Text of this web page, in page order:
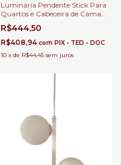
Luminária Pendente Stick Para
Quartos e Cabeceira de Cama e
Lavabo.
R$444,50
R$408,94 com PIX • TED • DOC
10 x de R$44,45 sem juros